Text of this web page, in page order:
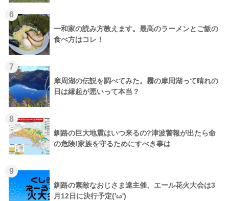
6
一和家の読み方教えます。最高のラーメンとご飯の
食べ方はコレ！
7
摩周湖の伝説を調べてみた。霧の摩周湖って晴れの
日は縁起が悪いって本当？
8
釧路の巨大地震はいつ来るの?津波警報が出たら命
の危険!家族を守るためにすべき事は
9
釧路の素敵なおじさま達主催、エール花火大会は3
月12日に決行予定('ω')